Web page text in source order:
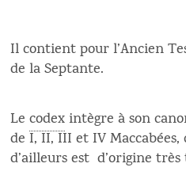
Il contient pour l’Ancien
de la Septante.
Lecodexintègre à son
de I, II, III et IV
d’ailleurs est d’origine